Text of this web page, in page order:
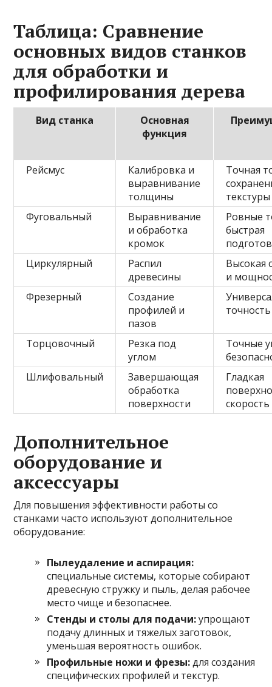
Таблица: Сравнение
основных видов станков
для обработки и
профилирования дерева
Вид станка
Основная
функция
Рейсмус
Калибровка и
выравнивание
толщины
Точная
текстуры
Фуговальный
Выравнивание
и обработка
кромок
Ровные
быстрая
Циркулярный
Распил
древесины
Высокая
и
Фрезерный
Создание
профилей и
пазов
точность
Торцовочный
Резка под
углом
Точные
Шлифовальный
Завершающая
обработка
поверхности
Гладкая
скорость
Дополнительное
оборудование и
аксессуары
Для повышения эффективности работы со
станками часто используют дополнительное
оборудование:
Пылеудаление и аспирация:
специальные системы, которые собирают
древесную стружку и пыль, делая рабочее
место чище и безопаснее.
Стенды и столы для подачи:упрощают
подачу длинных и тяжелых заготовок,
уменьшая вероятность ошибок.
Профильные ножи и фрезы:для создания
специфических профилей и текстур.